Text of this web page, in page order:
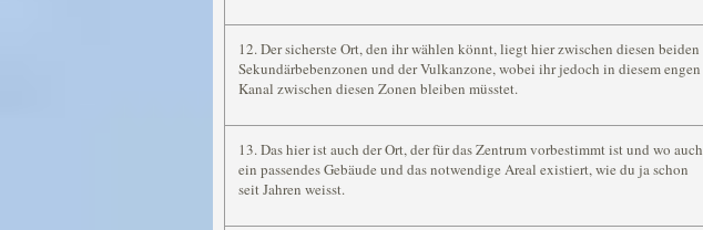
12. Der sicherste Ort, den ihr wählen könnt, liegt hier zwischen diesen beiden
Sekundärbebenzonen und der Vulkanzone, wobei ihr jedoch in diesem engen
Kanal zwischen diesen Zonen bleiben müsstet.
13. Das hier ist auch der Ort, der für das Zentrum vorbestimmt ist und wo auch
ein passendes Gebäude und das notwendige Areal existiert, wie du ja schon
seit Jahren weisst.